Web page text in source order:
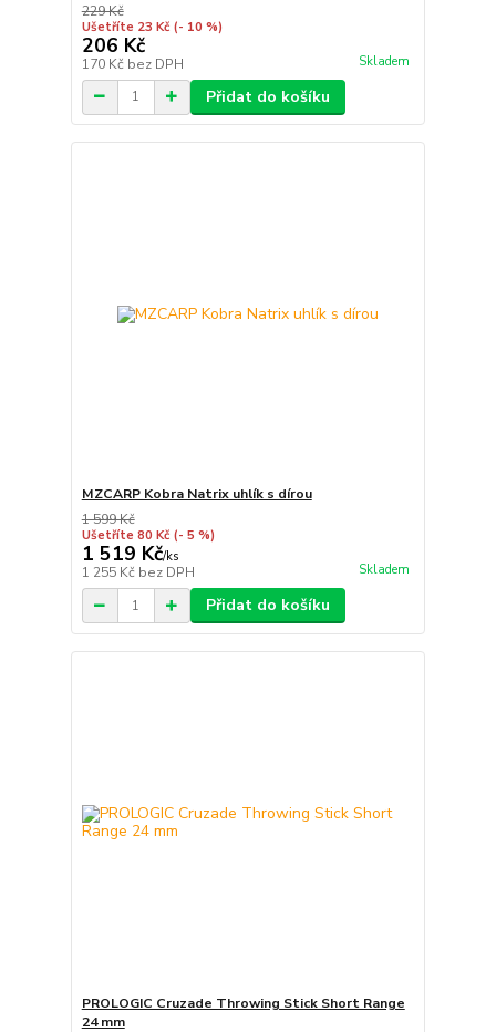
229 Kč
Ušetříte 23 Kč (- 10 %)
206 Kč
170 Kč bez DPH Skladem
Přidat do košíku
MZCARP Kobra Natrix uhlík s dírou
1 599 Kč
Ušetříte 80 Kč (- 5 %)
1 519 Kč/ks
1 255 Kč bez DPH Skladem
Přidat do košíku
PROLOGIC Cruzade Throwing Stick Short Range
24 mm